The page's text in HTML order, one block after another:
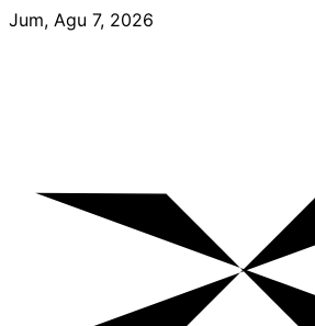
Skip
Jum, Agu 7, 2026